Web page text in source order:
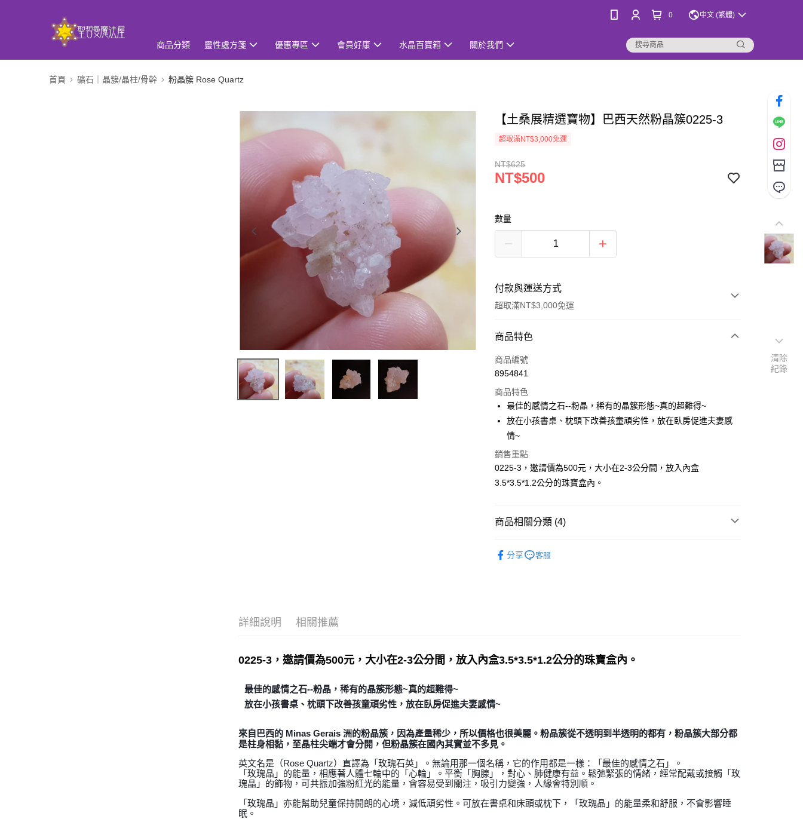
0 中文 (繁體)
商品分類 靈性處方箋 優惠專區 會員好康 水晶百寶箱 關於我們
首頁 礦石｜晶簇/晶柱/骨幹 粉晶簇 Rose Quartz
【土桑展精選寶物】巴西天然粉晶簇0225-3
超取滿NT$3,000免運
NT$625
NT$500
數量
付款與運送方式
超取滿NT$3,000免運
付款方式
信用卡一次付款
LINE Pay
Apple Pay
悠遊付
運送方式
全家取貨付款
郵局幫你送（離島）
付款後門市自取
商品特色
商品編號
8954841
商品特色
最佳的感情之石--粉晶，稀有的晶簇形態~真的超難得~
放在小孩書桌、枕頭下改善孩童頑劣性，放在臥房促進夫妻感
情~
銷售重點
0225-3，邀請價為500元，大小在2-3公分間，放入內盒
3.5*3.5*1.2公分的珠寶盒內。
商品相關分類 (4)
分享 客服
詳細說明 相關推薦
0225-3，邀請價為500元，大小在2-3公分間，放入內盒3.5*3.5*1.2公分的珠寶盒內。
最佳的感情之石--粉晶，稀有的晶簇形態~真的超難得~
放在小孩書桌、枕頭下改善孩童頑劣性，放在臥房促進夫妻感情~
來自巴西的 Minas Gerais 洲的粉晶簇，因為產量稀少，所以價格也很美麗。粉晶簇從不透明到半透明的都有，粉晶簇大部分都
是柱身相黏，至晶柱尖端才會分開，但粉晶簇在國內其實並不多見。
英文名是（Rose Quartz）直譯為「玫瑰石英」。無論用那一個名稱，它的作用都是一樣：「最佳的感情之石」。
「玫瑰晶」的能量，相應著人體七輪中的「心輪」。平衡「胸腺」，對心、肺健康有益。鬆弛緊張的情緒，經常配戴或接觸「玫
瑰晶」的飾物，可共振加強粉紅光的能量，會容易受到關注，吸引力變強，人緣會特別順。
「玫瑰晶」亦能幫助兒童保持開朗的心境，減低頑劣性。可放在書桌和床頭或枕下，「玫瑰晶」的能量柔和舒服，不會影響睡
眠。
清除
紀錄